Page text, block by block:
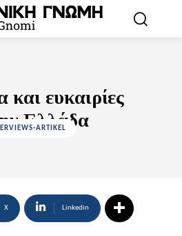
ευκαιρίες
Ελλάδα
ARTIKEL
X Linkedin